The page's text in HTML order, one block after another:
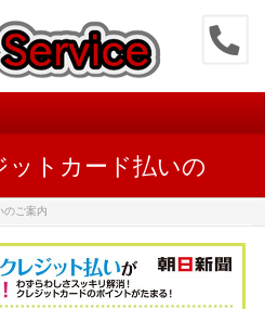
ットカード払いの
のご案内